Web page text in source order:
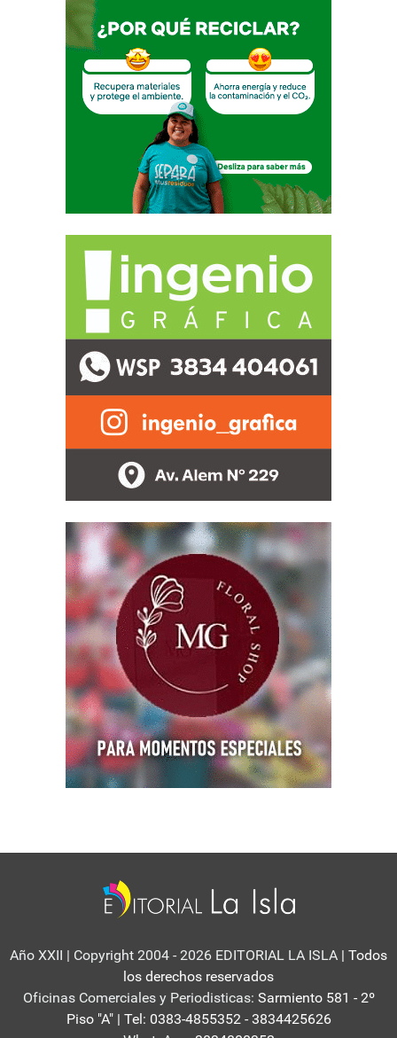
Año XXII | Copyright 2004 - 2026 EDITORIAL LA ISLA | Todos
los derechos reservados
Oficinas Comerciales y Periodisticas: Sarmiento 581 - 2º
Piso "A" | Tel: 0383-4855352 - 3834425626